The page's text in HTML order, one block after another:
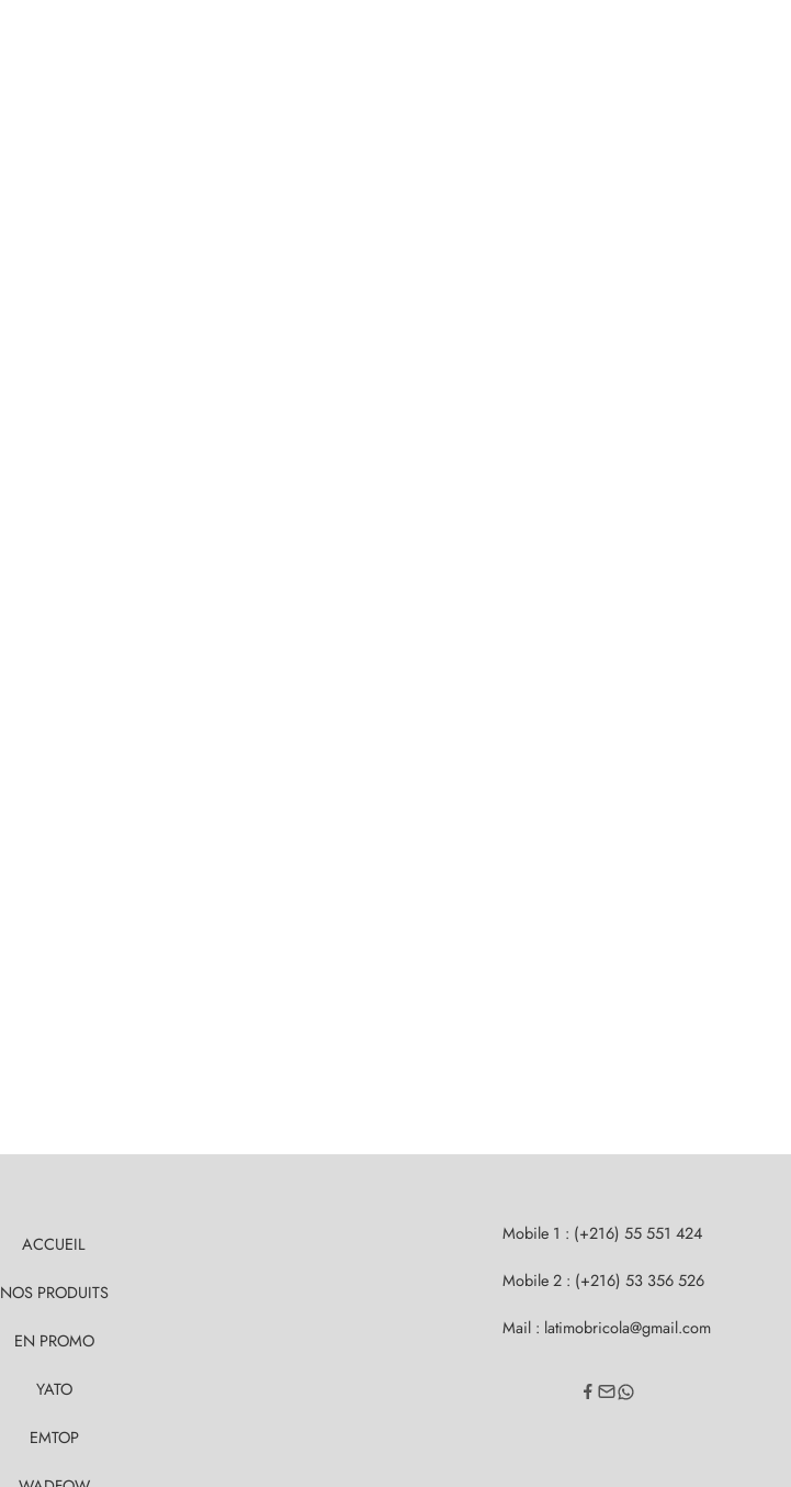
ACCUEIL
NOS PRODUITS
EN PROMO
YATO
EMTOP
Mobile 1 : (+216) 55 551 424
Mobile 2 : (+216) 53 356 526
Mail : latimobricola@gmail.com